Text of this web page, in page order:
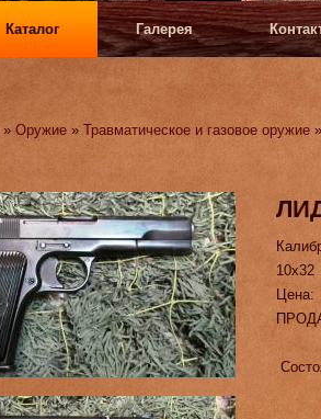
Каталог Галерея
»Оружие »Травматическое и газовое оружие
10х32
Цена: